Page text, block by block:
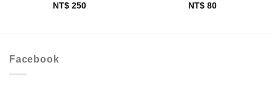
NT$ 250 NT$ 80
Facebook